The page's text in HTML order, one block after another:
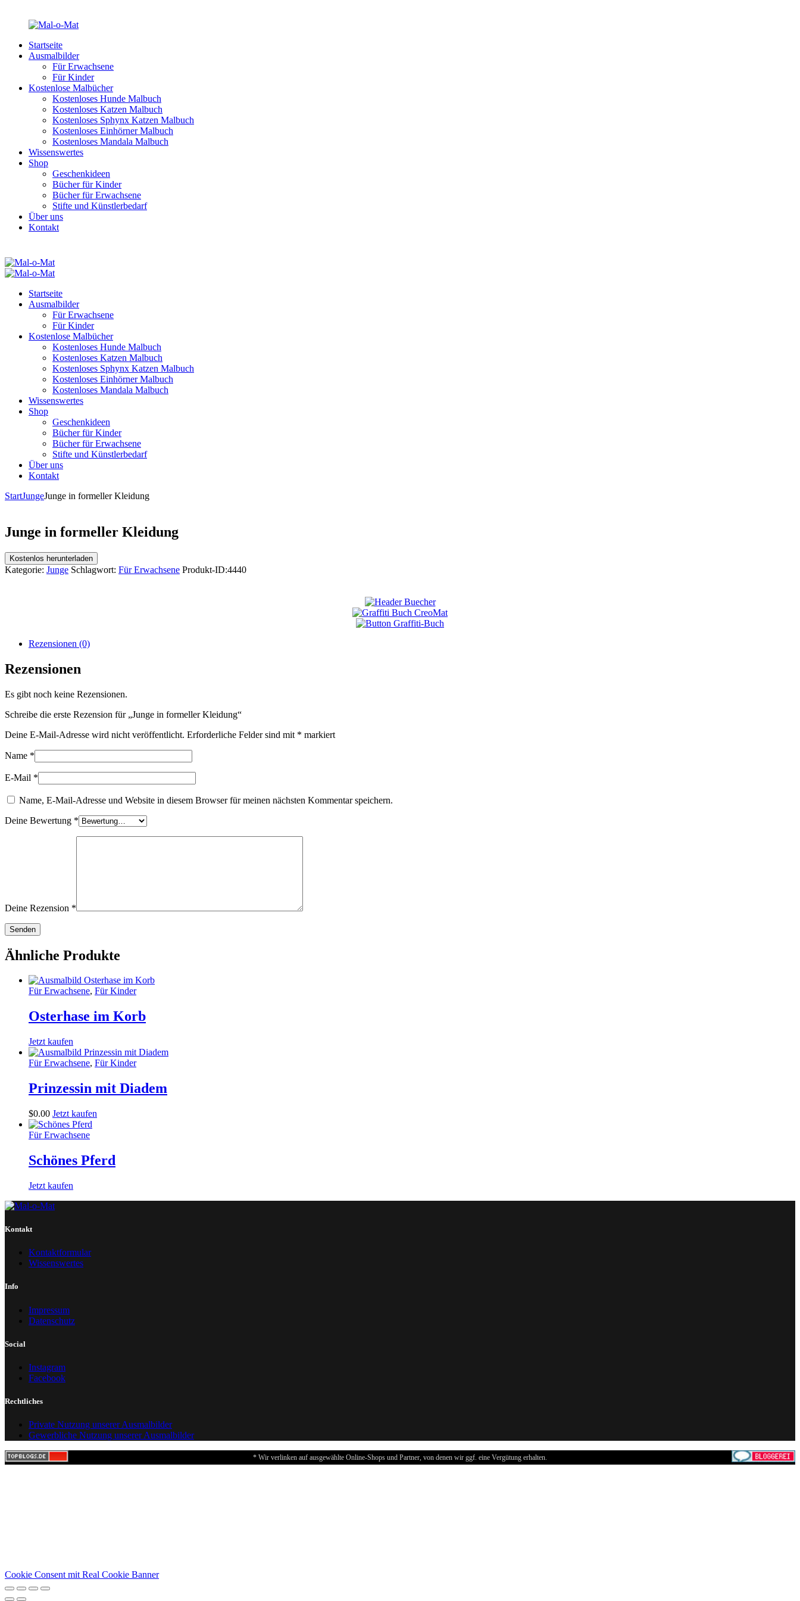
Startseite
Ausmalbilder
Für Erwachsene
Für Kinder
Kostenlose Malbücher
Kostenloses Hunde Malbuch
Kostenloses Katzen Malbuch
Kostenloses Sphynx Katzen Malbuch
Kostenloses Einhörner Malbuch
Kostenloses Mandala Malbuch
Wissenswertes
Shop
Geschenkideen
Bücher für Kinder
Bücher für Erwachsene
Stifte und Künstlerbedarf
Über uns
Kontakt
Startseite
Ausmalbilder
Für Erwachsene
Für Kinder
Kostenlose Malbücher
Kostenloses Hunde Malbuch
Kostenloses Katzen Malbuch
Kostenloses Sphynx Katzen Malbuch
Kostenloses Einhörner Malbuch
Kostenloses Mandala Malbuch
Wissenswertes
Shop
Geschenkideen
Bücher für Kinder
Bücher für Erwachsene
Stifte und Künstlerbedarf
Über uns
Kontakt
StartJungeJunge in formeller Kleidung
Junge in formeller Kleidung
Kostenlos herunterladen
Kategorie: Junge Schlagwort: Für Erwachsene Produkt-ID:4440
Rezensionen (0)
Rezensionen
Es gibt noch keine Rezensionen.
Schreibe die erste Rezension für „Junge in formeller Kleidung“
Deine E-Mail-Adresse wird nicht veröffentlicht. Erforderliche Felder sind mit * markiert
Name *
E-Mail *
Name, E-Mail-Adresse und Website in diesem Browser für meinen nächsten Kommentar speichern.
Deine Bewertung *
Deine Rezension *
Ähnliche Produkte
Für Erwachsene, Für Kinder
Osterhase im Korb
Jetzt kaufen
Für Erwachsene, Für Kinder
Prinzessin mit Diadem
$0.00 Jetzt kaufen
Für Erwachsene
Schönes Pferd
Jetzt kaufen
Kontakt
Kontaktformular
Wissenswertes
Info
Impressum
Datenschutz
Social
Instagram
Facebook
Rechtliches
Private Nutzung unserer Ausmalbilder
Gewerbliche Nutzung unserer Ausmalbilder
* Wir verlinken auf ausgewählte Online-Shops und Partner, von denen wir ggf. eine Vergütung erhalten.
Cookie Consent mit Real Cookie Banner